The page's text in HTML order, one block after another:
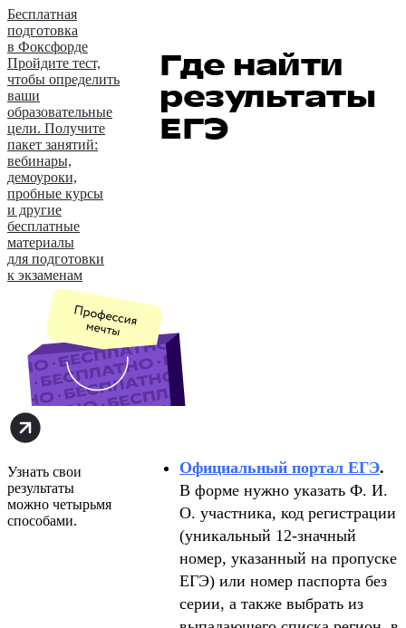
Бесплатная
подготовка
в Фоксфорде
Пройдите тест,
чтобы определить
ваши
образовательные
цели. Получите
пакет занятий:
вебинары,
демоуроки,
пробные курсы
и другие
бесплатные
материалы
для подготовки
к экзаменам
Где найти
результаты
ЕГЭ
Узнать свои
результаты
можно четырьмя
способами.
Официальный портал ЕГЭ.
В форме нужно указать Ф. И.
О. участника, код регистрации
(уникальный 12-значный
номер, указанный на пропуске
ЕГЭ) или номер паспорта без
серии, а также выбрать из